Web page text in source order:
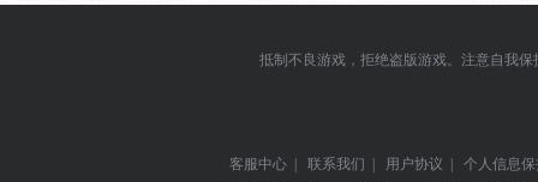
抵制不良游戏，拒绝盗版游戏。注意自我
客服中心 | 联系我们 | 用户协议 |
个人信息